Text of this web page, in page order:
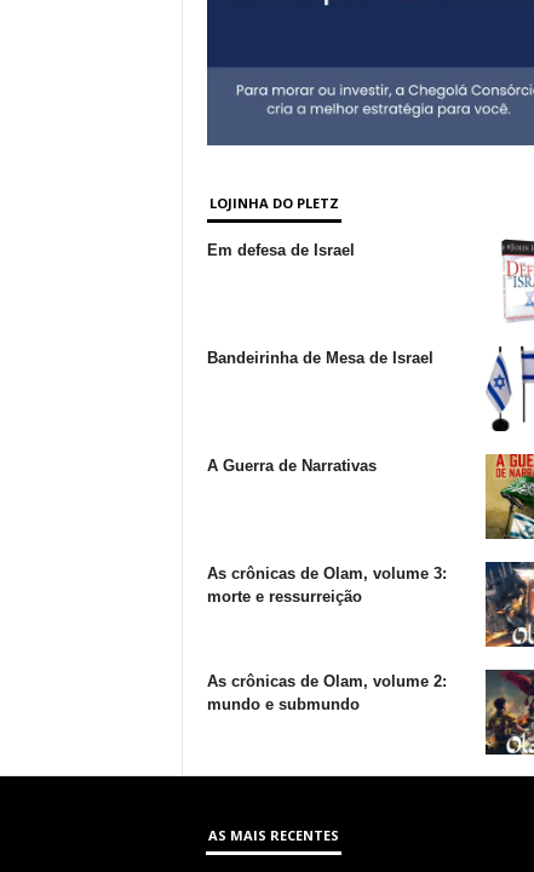
LOJINHA DO PLETZ
Em defesa de Israel
Bandeirinha de Mesa de Israel
A Guerra de Narrativas
As crônicas de Olam, volume 3:
morte e ressurreição
As crônicas de Olam, volume 2:
mundo e submundo
AS MAIS RECENTES